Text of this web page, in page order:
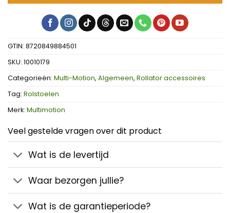
GTIN: 8720849884501
SKU: 10010179
Categorieën: Multi-Motion, Algemeen, Rollator accessoires
Tag: Rolstoelen
Merk: Multimotion
Veel gestelde vragen over dit product
Wat is de levertijd
Waar bezorgen jullie?
Wat is de garantieperiode?